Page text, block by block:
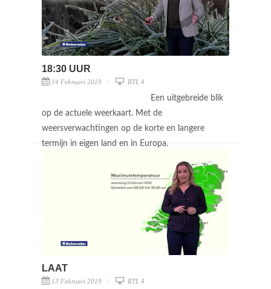
18:30 UUR
14 Februari 2019 RTL 4
Een uitgebreide blik
op de actuele weerkaart. Met de
weersverwachtingen op de korte en langere
termijn in eigen land en in Europa.
LAAT
13 Februari 2019 RTL 4